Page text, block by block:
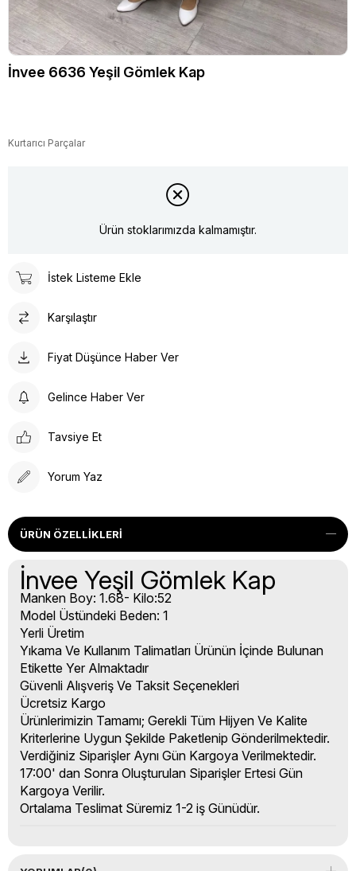
İnvee 6636 Yeşil Gömlek Kap
Kurtarıcı Parçalar
Ürün stoklarımızda kalmamıştır.
İstek Listeme Ekle
Karşılaştır
Fiyat Düşünce Haber Ver
Gelince Haber Ver
Tavsiye Et
Yorum Yaz
ÜRÜN ÖZELLIKLERI
İnvee Yeşil Gömlek Kap
Manken Boy: 1.68- Kilo:52
Model Üstündeki Beden: 1
Yerli Üretim
Yıkama Ve Kullanım Talimatları Ürünün İçinde Bulunan
Etikette Yer Almaktadır
Güvenli Alışveriş Ve Taksit Seçenekleri
Ücretsiz Kargo
Ürünlerimizin Tamamı; Gerekli Tüm Hijyen Ve Kalite
Kriterlerine Uygun Şekilde Paketlenip Gönderilmektedir.
Verdiğiniz Siparişler Aynı Gün Kargoya Verilmektedir.
17:00' dan Sonra Oluşturulan Siparişler Ertesi Gün
Kargoya Verilir.
Ortalama Teslimat Süremiz 1-2 iş Günüdür.